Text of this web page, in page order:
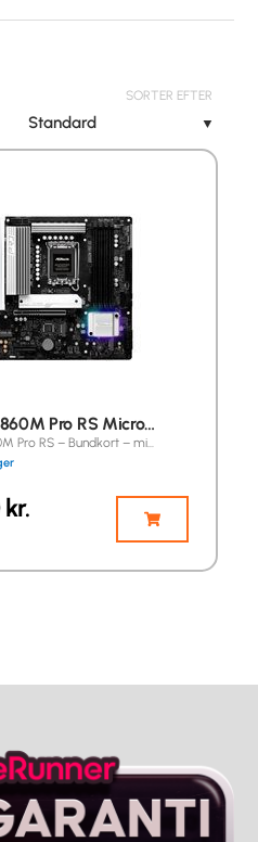
SORTER EFTER
Standard ▼
Pro RS Micro…
Pro RS – Bundkort – mi…
kr.